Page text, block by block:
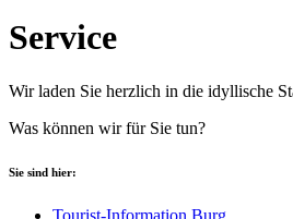
Service
Wir laden Sie herzlich in die idyllische
Was können wir für Sie tun?
Sie sind hier:
Tourist-Information Burg